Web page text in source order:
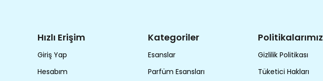
Hızlı Erişim
Giriş Yap
Hesabım
Kategoriler
Esanslar
Parfüm Esansları
Politikalarımız
Gizlilik Politikası
Tüketici Hakları